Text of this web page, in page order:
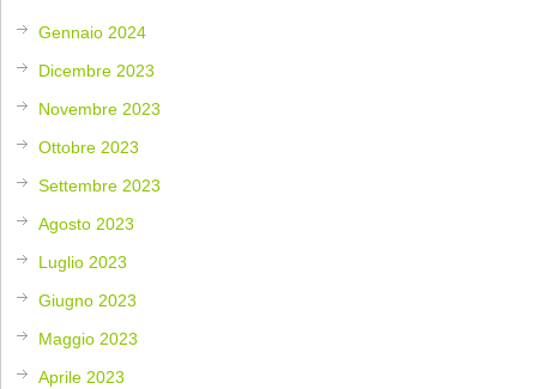
Gennaio 2024
Dicembre 2023
Novembre 2023
Ottobre 2023
Settembre 2023
Agosto 2023
Luglio 2023
Giugno 2023
Maggio 2023
Aprile 2023